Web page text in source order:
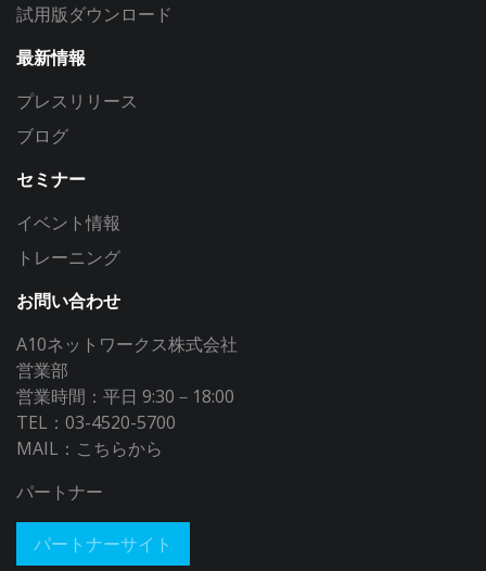
試用版ダウンロード
最新情報
プレスリリース
ブログ
セミナー
イベント情報
トレーニング
お問い合わせ
A10ネットワークス株式会社
営業部
営業時間：平日 9:30－18:00
TEL：03-4520-5700
MAIL： こちらから
パートナー
パートナーサイト